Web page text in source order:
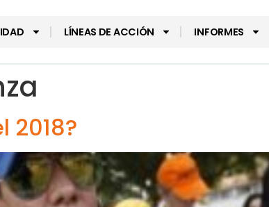
LÍNEAS DE ACCIÓN INFORMES
2018?